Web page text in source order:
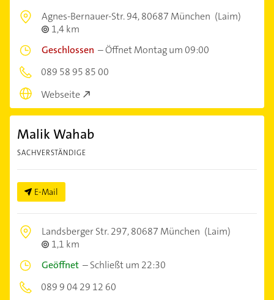
Agnes-Bernauer-Str. 94,80687 München (Laim)
1,4 km
Geschlossen –Öffnet Montag um 09:00
089 58 95 85 00
Webseite
Malik Wahab
SACHVERSTÄNDIGE
E-Mail
Landsberger Str. 297,80687 München (Laim)
1,1 km
Geöffnet –Schließt um 22:30
089 9 04 29 12 60